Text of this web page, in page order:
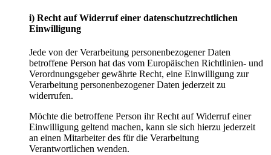
i) Recht auf Widerruf einer datenschutzrechtlichen
Einwilligung
Jede von der Verarbeitung personenbezogener Daten
betroffene Person hat das vom Europäischen Richtlinien- und
Verordnungsgeber gewährte Recht, eine Einwilligung zur
Verarbeitung personenbezogener Daten jederzeit zu
widerrufen.
Möchte die betroffene Person ihr Recht auf Widerruf einer
Einwilligung geltend machen, kann sie sich hierzu jederzeit
an einen Mitarbeiter des für die Verarbeitung
Verantwortlichen wenden.